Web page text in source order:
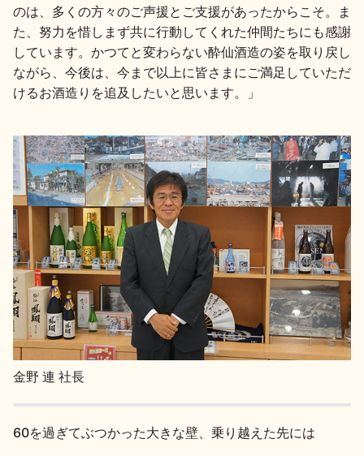
のは、多くの方々のご声援とご支援があったからこそ。ま
た、努力を惜しまず共に行動してくれた仲間たちにも感謝
しています。かつてと変わらない酔仙酒造の姿を取り戻し
ながら、今後は、今まで以上に皆さまにご満足していただ
けるお酒造りを追及したいと思います。」
金野 連 社長
60を過ぎてぶつかった大きな壁、乗り越えた先には